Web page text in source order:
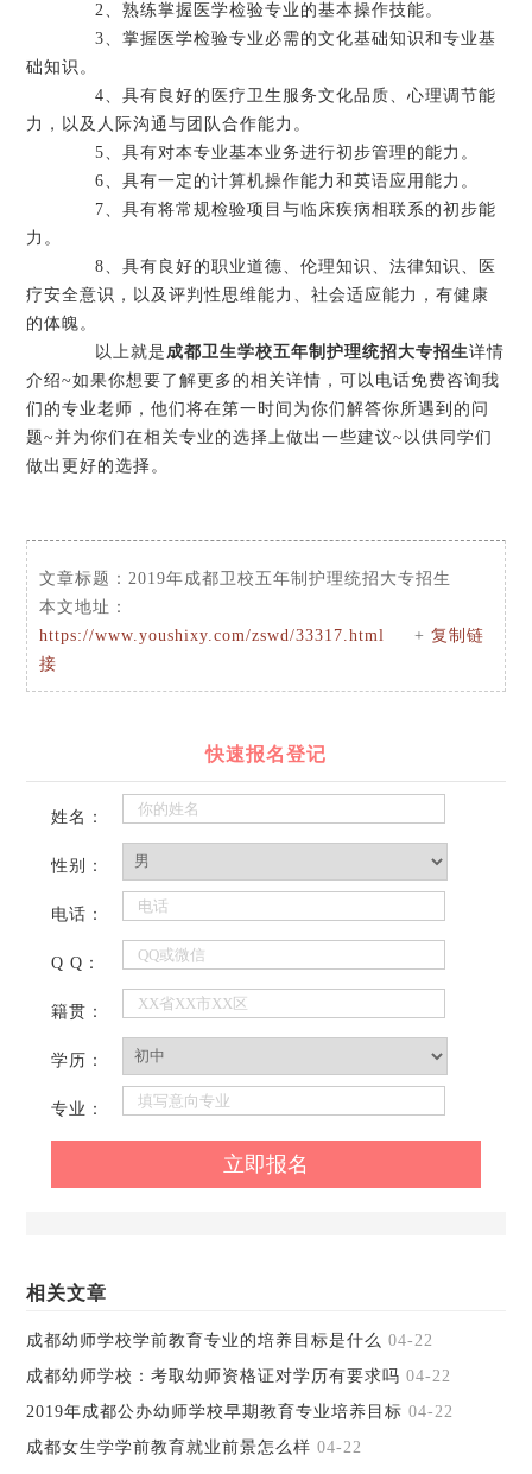
2、熟练掌握医学检验专业的基本操作技能。
3、掌握医学检验专业必需的文化基础知识和专业基
础知识。
4、具有良好的医疗卫生服务文化品质、心理调节能
力，以及人际沟通与团队合作能力。
5、具有对本专业基本业务进行初步管理的能力。
6、具有一定的计算机操作能力和英语应用能力。
7、具有将常规检验项目与临床疾病相联系的初步能
力。
8、具有良好的职业道德、伦理知识、法律知识、医
疗安全意识，以及评判性思维能力、社会适应能力，有健康
的体魄。
以上就是成都卫生学校五年制护理统招大专招生详情
介绍~如果你想要了解更多的相关详情，可以电话免费咨询我
们的专业老师，他们将在第一时间为你们解答你所遇到的问
题~并为你们在相关专业的选择上做出一些建议~以供同学们
做出更好的选择。
文章标题：2019年成都卫校五年制护理统招大专招生
本文地址：
https://www.youshixy.com/zswd/33317.html
+复制链
接
快速报名登记
姓名：
性别：
电话：
Q Q：
籍贯：
学历：
专业：
相关文章
成都幼师学校学前教育专业的培养目标是什么 04-22
成都幼师学校：考取幼师资格证对学历有要求吗 04-22
2019年成都公办幼师学校早期教育专业培养目标 04-22
成都女生学学前教育就业前景怎么样 04-22